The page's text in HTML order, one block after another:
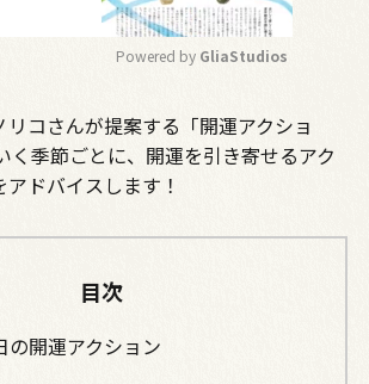
u
t
Powered by GliaStudios
コさんが提案する「開運アクショ
く季節ごとに、開運を引き寄せるアク
ドバイスします！
目次
の開運アクション